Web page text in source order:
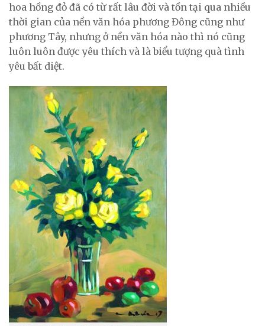
hoa hồng đỏ đã có từ rất lâu đời và tồn tại qua nhiều
thời gian của nền văn hóa phương Đông cũng như
phương Tây, nhưng ở nền văn hóa nào thì nó cũng
luôn luôn được yêu thích và là biểu tượng quà tình
yêu bất diệt.